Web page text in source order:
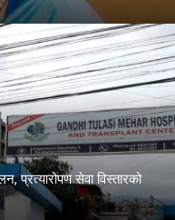
प्रत्यारोपण सेवा विस्तारको